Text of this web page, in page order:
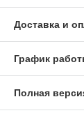
Доставка и
График
Полная